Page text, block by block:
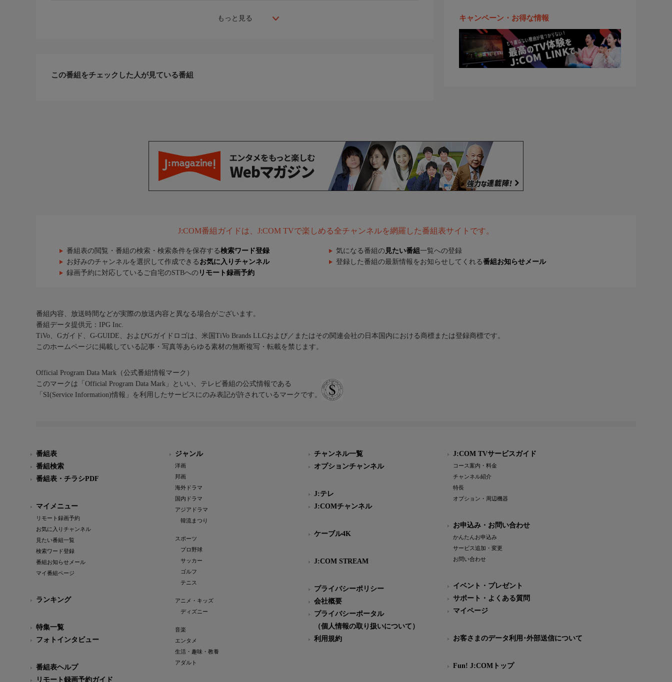
もっと見る
この番組をチェックした人が見ている番組
キャンペーン・お得な情報
J:COM番組ガイドは、J:COM TVで楽しめる全チャンネルを網羅した番組表サイトです。
番組表の閲覧・番組の検索・検索条件を保存する検索ワード登録 気になる番組の 見たい番組 一覧への登録
お好みのチャンネルを選択して作成できる お気に入りチャンネル 登録した番組の最新情報をお知らせしてくれる番組お知らせメール
録画予約に対応しているご自宅のSTBへの リモート録画予約
番組内容、放送時間などが実際の放送内容と異なる場合がございます。
番組データ提供元：IPG Inc.
TiVo、Gガイド、G-GUIDE、およびGガイドロゴは、米国TiVo Brands LLCおよび／またはその関連会社の日本国内における商標または登録商標です。
このホームページに掲載している記事・写真等あらゆる素材の無断複写・転載を禁じます。
Official Program Data Mark（公式番組情報マーク）
このマークは「Official Program Data Mark」といい、テレビ番組の公式情報である
「SI(Service Information)情報」を利用したサービスにのみ表記が許されているマークです。
番組表
番組検索
番組表・チラシPDF
マイメニュー
リモート録画予約
お気に入りチャンネル
見たい番組一覧
検索ワード登録
番組お知らせメール
マイ番組ページ
ランキング
特集一覧
フォトインタビュー
番組表ヘルプ
リモート録画予約ガイド
ジャンル
洋画
邦画
海外ドラマ
国内ドラマ
アジアドラマ
韓流まつり
スポーツ
プロ野球
サッカー
ゴルフ
テニス
アニメ・キッズ
ディズニー
音楽
エンタメ
生活・趣味・教養
アダルト
チャンネル一覧
オプションチャンネル
J:テレ
J:COMチャンネル
ケーブル4K
J:COM STREAM
プライバシーポリシー
会社概要
プライバシーポータル
（個人情報の取り扱いについて）
利用規約
J:COM TVサービスガイド
コース案内・料金
チャンネル紹介
特長
オプション・周辺機器
お申込み・お問い合わせ
かんたんお申込み
サービス追加・変更
お問い合わせ
イベント・プレゼント
サポート・よくある質問
マイページ
お客さまのデータ利用･外部送信について
Fun! J:COMトップ